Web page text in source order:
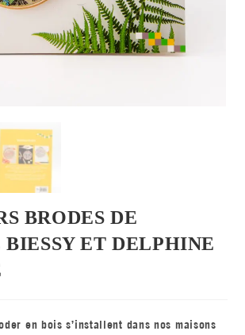
BRODES DE
ET DELPHINE
en bois s’installent dans nos maisons